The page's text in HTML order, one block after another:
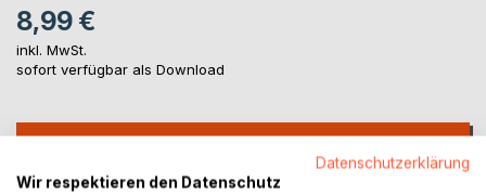
8,99 €
inkl. MwSt.
sofort verfügbar als Download
Datenschutzerklärung
Wir respektieren den Datenschutz